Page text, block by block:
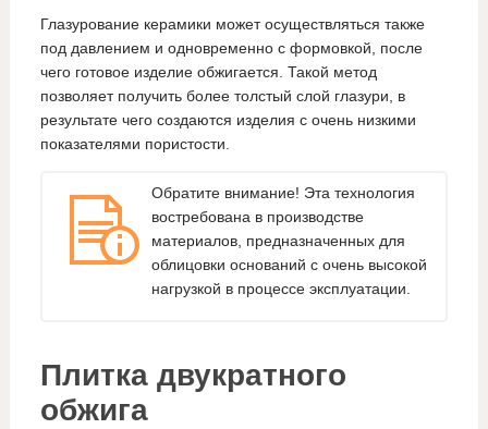
Глазурование керамики может осуществляться также
под давлением и одновременно с формовкой, после
чего готовое изделие обжигается. Такой метод
позволяет получить более толстый слой глазури, в
результате чего создаются изделия с очень низкими
показателями пористости.
Обратите внимание! Эта технология
востребована в производстве
материалов, предназначенных для
облицовки оснований с очень высокой
нагрузкой в процессе эксплуатации.
Плитка двукратного
обжига